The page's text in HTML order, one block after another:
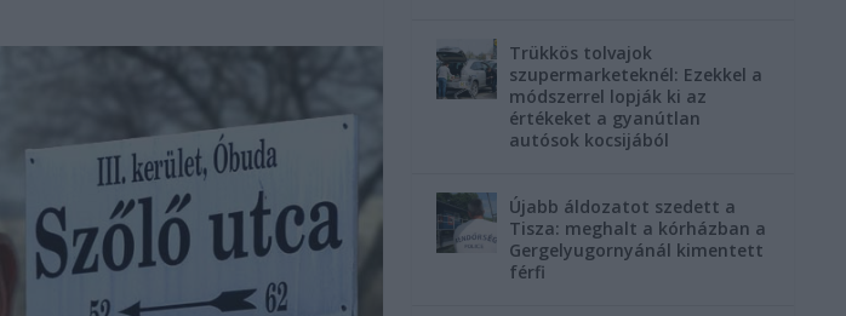
Trükkös tolvajok
szupermarketeknél: Ezekkel a
módszerrel lopják ki az
értékeket a gyanútlan
autósok kocsijából
Újabb áldozatot szedett a
Tisza: meghalt a kórházban a
Gergelyugornyánál kimentett
férfi